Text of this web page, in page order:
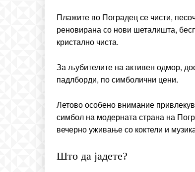
Плажите во Поградец се чисти,
реновирана со нови шеталишта,
кристално чиста.
За љубителите на активен одмор,
падлборди, по симболични цени.
Летово особено внимание
симбол на модерната страна на
вечерно уживање со коктели и
Што да јадете?